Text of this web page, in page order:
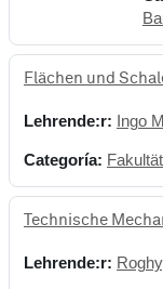
Flächen und
Lehrende:r: Ingo
Categoría:
Technische
Lehrende:r: